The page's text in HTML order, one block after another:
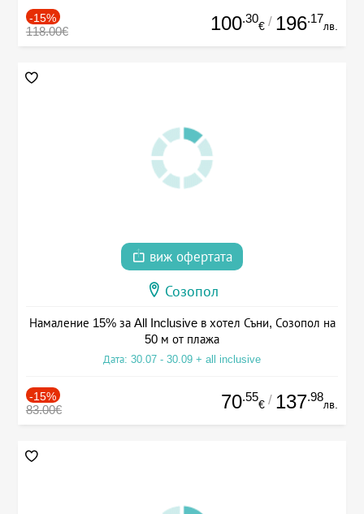
-15%
118.00€ 100.30
€ / 196.17
лв.
виж офертата
Созопол
Намаление 15% за All Inclusive в хотел Съни, Созопол на
50 м от плажа
Дата: 30.07 - 30.09 + all inclusive
-15%
83.00€ 70.55
€ / 137.98
лв.